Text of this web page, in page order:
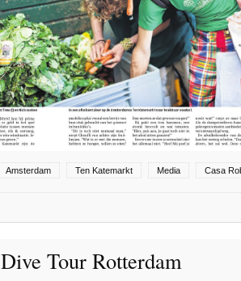
Amsterdam Ten Katemarkt Media Casa
Tour Rotterdam